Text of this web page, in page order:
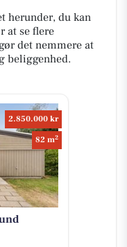
herunder, du kan
at se flere
det nemmere at
beliggenhed.
2.850.000 kr
82 m2